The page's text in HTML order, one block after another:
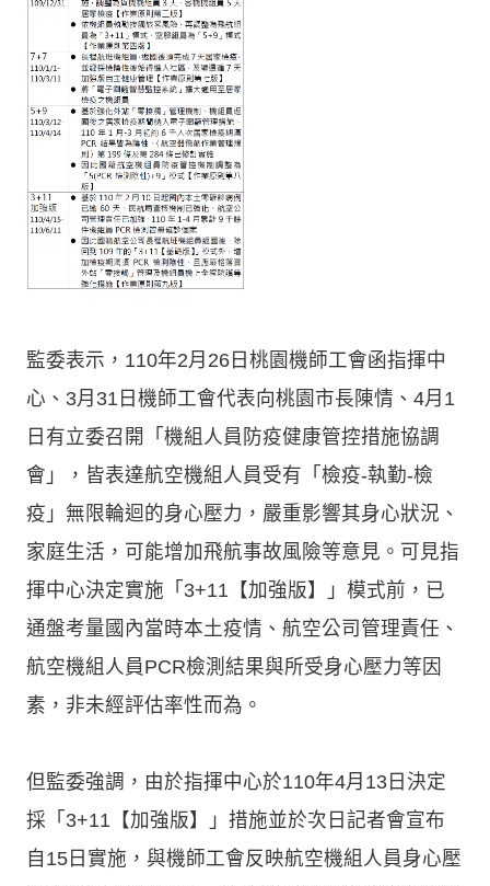
監委表示，110年2月26日桃園機師工會函指揮中
心、3月31日機師工會代表向桃園市長陳情、4月1
日有立委召開「機組人員防疫健康管控措施協調
會」，皆表達航空機組人員受有「檢疫-執勤-檢
疫」無限輪迴的身心壓力，嚴重影響其身心狀況、
家庭生活，可能增加飛航事故風險等意見。可見指
揮中心決定實施「3+11【加強版】」模式前，已
通盤考量國內當時本土疫情、航空公司管理責任、
航空機組人員PCR檢測結果與所受身心壓力等因
素，非未經評估率性而為。
但監委強調，由於指揮中心於110年4月13日決定
採「3+11【加強版】」措施並於次日記者會宣布
自15日實施，與機師工會反映航空機組人員身心壓